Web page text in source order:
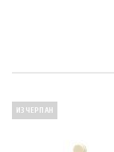
ИЗЧЕРПАН